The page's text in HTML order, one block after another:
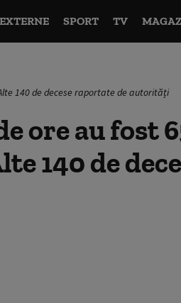
EXTERNE SPORT TV
140 de decese raportate de autorități
ore au fost
140 de